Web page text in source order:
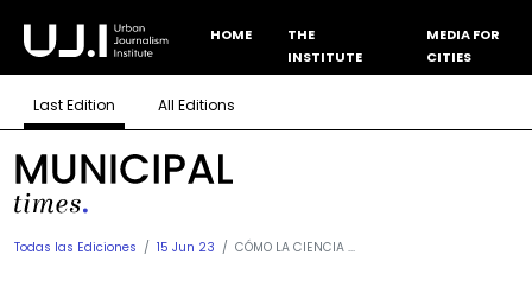
HOME
THE
INSTITUTE
MEDIA FOR
CITIES
Last Edition All Editions
Todas las Ediciones 15 Jun 23 CÓMO LA CIENCIA ...